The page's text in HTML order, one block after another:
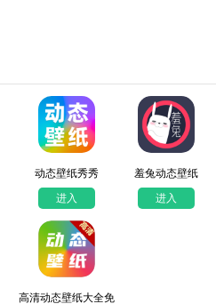
动态壁纸秀秀
进入
羞兔动态壁纸
进入
高清动态壁纸大全免